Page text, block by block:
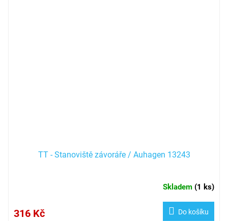
TT - Stanoviště závoráře / Auhagen 13243
Skladem (1 ks)
316 Kč Do košíku